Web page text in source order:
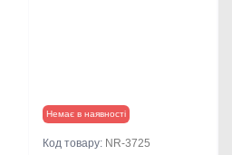
Немає в наявності
Код товару: NR-3725